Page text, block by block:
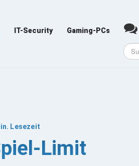
IT-Security Gaming-PCs
Lesezeit
Limit